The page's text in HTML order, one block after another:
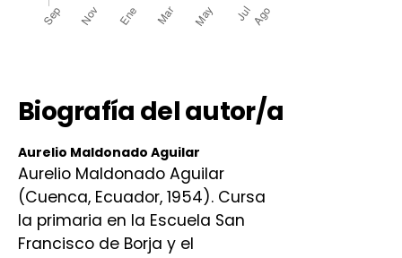
Biografía del autor/a
Aurelio Maldonado Aguilar
Aurelio Maldonado Aguilar
(Cuenca, Ecuador, 1954). Cursa
la primaria en la Escuela San
Francisco de Borja y el